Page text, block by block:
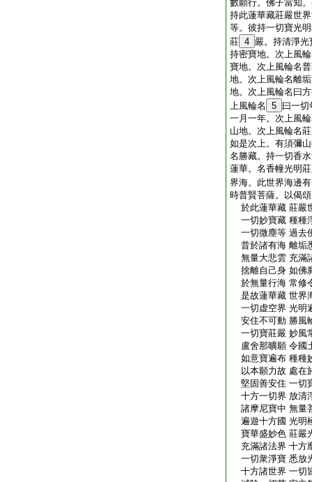
數願行。佛子當知
持此蓮華藏莊嚴世
等。彼持一切寶光
莊 4 嚴。持清淨
持密寶地。次上風
寶地。次上風輪名
地。次上風輪名離
地。次上風輪名曰
上風輪名
5 曰一切
一月一年。次上風
山地。次上風輪名
如是次上。有須彌
名勝藏。持一切香
蓮華。名香幢光明
界海。此世界海邊
時普賢菩薩。以偈
於此蓮華藏 莊嚴
一切妙寶藏 種種
一切微塵等 過去
昔於諸有海 離垢
無量大悲雲 充滿
捨離自己身 如佛
於無量行海 常修
是故蓮華藏 世界
一切虚空界 光明
安住不可動 勝風
一切寶莊嚴 妙風
盧舍那曠願 令國
如意寶遍布 種種
以本願力故 處在
堅固善安住 一切
十方一切界 放清
諸摩尼寶中 無量
遍遊十方國 光明
寶華盛妙色 莊嚴
充滿諸法界 十方
一切衆淨寶 悉放
十方諸世界 一切